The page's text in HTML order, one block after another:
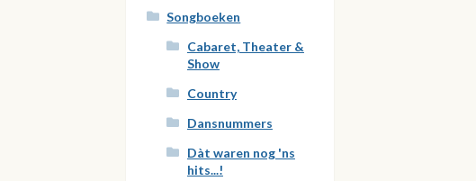
Songboeken
Cabaret, Theater &
Show
Country
Dansnummers
Dàt waren nog 'ns
hits...!